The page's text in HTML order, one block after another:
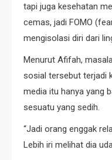
tapi juga kesehatan
cemas, jadi FOMO
mengisolasi diri dari
Menurut Afifah,
sosial tersebut terjadi
media itu hanya yang
sesuatu yang sedih.
“Jadi orang enggak
Lebih iri melihat dia